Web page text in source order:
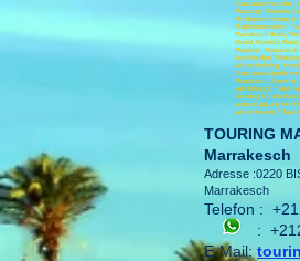
Ouarzazate Kasbahs ,
Merzouga Marokko;
Minibusvermietung in
Flughafentransfers;
Marrakesch Riads,
Strand, Marokko
Marokko , Marrakesch
Teambuilding
Wüstentrekking
Ouarzazate, Agadir
Marrakesch, Touren in
von Tafraout; Touren
Rosental; Ait ben
Vermietung von
Wüstentouren; 4 Tage
TOURING
Marrakesch
Adresse :0220
Marrakesch
Telefon :
:
E-Mail: